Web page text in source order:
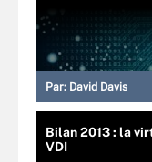
Par: David Davis
Bilan 2013 : la
VDI